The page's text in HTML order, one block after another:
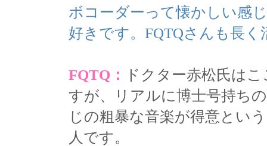
ボコーダーって懐かしい感
好きです。FQTQさんも長
FQTQ：
ドクター赤松氏は
すが、リアルに博士号持ち
じの粗暴な音楽が得意とい
人です。